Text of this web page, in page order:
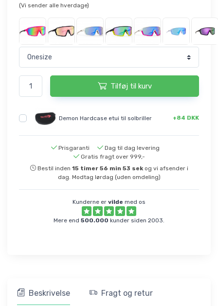
(Vi sender alle hverdage)
Tilføj til kurv
Demon Hardcase etui til solbriller +84 DKK
Prisgaranti
Dag til dag levering
Gratis fragt over 999,-
Bestil inden 15 timer 56 min 52 sekog vi afsender i
dag. Modtag lørdag (uden omdeling)
Kunderne er vilde med os
Mere end 500.000 kunder siden 2003.
Beskrivelse Fragt og retur